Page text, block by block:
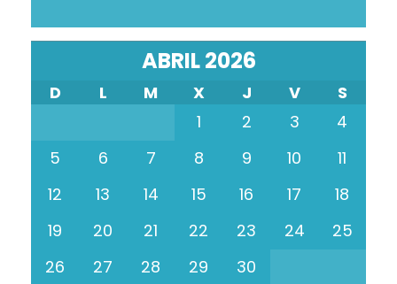
ABRIL 2026
D L M X J V
S
1
2 3
4
5
6 7 8 9 10
11
12
13 14 15 16 17
18
19
20 21 22 23 24
25
26
27 28 29 30